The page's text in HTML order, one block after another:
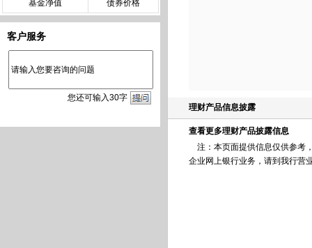
基金净值
债券价格
客户服务
您还可输入30字
理财产品信息披露
查看更多理财产品披露信息
注：本页面提供信息仅供参考
企业网上银行业务，请到我行营